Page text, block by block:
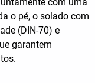
o pé, o solado com
(DIN-70) e
garantem